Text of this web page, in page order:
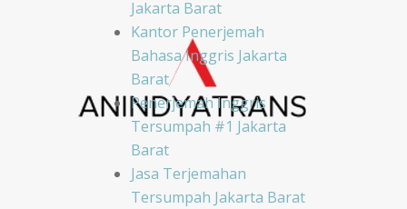
Jakarta Barat
Kantor Penerjemah
Bahasa Inggris Jakarta
Barat
Penerjemah Inggris
Tersumpah #1 Jakarta
Barat
Jasa Terjemahan
Tersumpah Jakarta Barat